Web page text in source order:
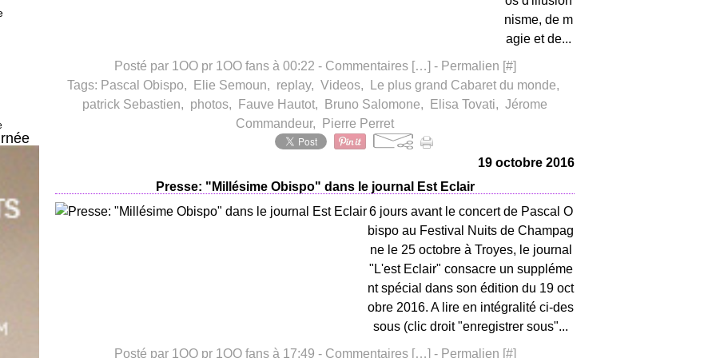
nisme, de m
agie et de...
Posté par 1OO pr 1OO fans à 00:22 - Commentaires […] - Permalien [#]
Tags: Pascal Obispo, Elie Semoun, replay, Videos, Le plus grand Cabaret du monde,
patrick Sebastien, photos, Fauve Hautot, Bruno Salomone, Elisa Tovati, Jérome
Commandeur, Pierre Perret
19 octobre 2016
Presse: "Millésime Obispo" dans le journal Est Eclair
6 jours avant le concert de Pascal O
bispo au Festival Nuits de Champag
ne le 25 octobre à Troyes, le journal
"L'est Eclair" consacre un suppléme
nt spécial dans son édition du 19 oct
obre 2016. A lire en intégralité ci-des
sous (clic droit "enregistrer sous"...
Posté par 1OO pr 1OO fans à 17:49 - Commentaires […] - Permalien [#]